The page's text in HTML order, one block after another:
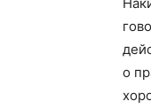
о